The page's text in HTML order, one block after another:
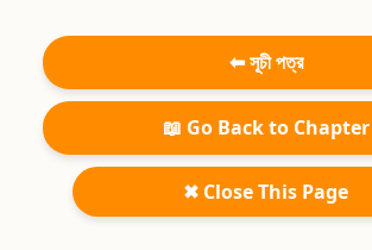
⬅ সূচী পত্র
📖 Go Back to Chapter
✖ Close This Page